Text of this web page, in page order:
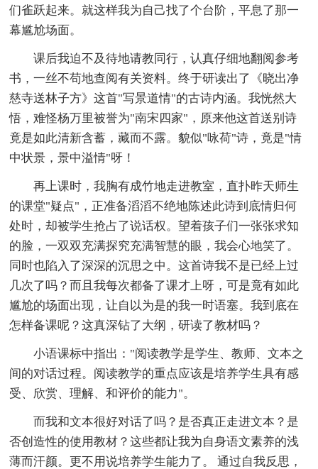
们雀跃起来。就这样我为自己找了个台阶，平息了那一
幕尴尬场面。
课后我迫不及待地请教同行，认真仔细地翻阅参考
书，一丝不苟地查阅有关资料。终于研读出了《晓出净
慈寺送林子方》这首"写景道情"的古诗内涵。我恍然大
悟，难怪杨万里被誉为"南宋四家"，原来他这首送别诗
竟是如此清新含蓄，藏而不露。貌似"咏荷"诗，竟是"情
中状景，景中溢情"呀！
再上课时，我胸有成竹地走进教室，直扑昨天师生
的课堂"疑点"，正准备滔滔不绝地陈述此诗到底情归何
处时，却被学生抢占了说话权。望着孩子们一张张求知
的脸，一双双充满探究充满智慧的眼，我会心地笑了。
同时也陷入了深深的沉思之中。这首诗我不是已经上过
几次了吗？而且我每次都备了课才上呀，可是竟有如此
尴尬的场面出现，让自以为是的我一时语塞。我到底在
怎样备课呢？这真深钻了大纲，研读了教材吗？
小语课标中指出："阅读教学是学生、教师、文本之
间的对话过程。阅读教学的重点应该是培养学生具有感
受、欣赏、理解、和评价的能力"。
而我和文本很好对话了吗？是否真正走进文本？是
否创造性的使用教材？这些都让我为自身语文素养的浅
薄而汗颜。更不用说培养学生能力了。 通过自我反思，